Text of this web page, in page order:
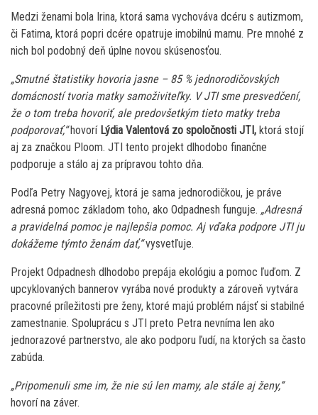
Medzi ženami bola Irina, ktorá sama vychováva dcéru s autizmom,
či Fatima, ktorá popri dcére opatruje imobilnú mamu. Pre mnohé z
nich bol podobný deň úplne novou skúsenosťou.
„Smutné štatistiky hovoria jasne – 85 % jednorodičovských
domácností tvoria matky samoživiteľky. V JTI sme presvedčení,
že o tom treba hovoriť, ale predovšetkým tieto matky treba
podporovať,“hovorí Lýdia Valentová zo spoločnosti JTI, ktorá stojí
aj za značkou Ploom. JTI tento projekt dlhodobo finančne
podporuje a stálo aj za prípravou tohto dňa.
Podľa Petry Nagyovej, ktorá je sama jednorodičkou, je práve
adresná pomoc základom toho, ako Odpadnesh funguje. „Adresná
a pravidelná pomoc je najlepšia pomoc. Aj vďaka podpore JTI ju
dokážeme týmto ženám dať,“vysvetľuje.
Projekt Odpadnesh dlhodobo prepája ekológiu a pomoc ľuďom. Z
upcyklovaných bannerov vyrába nové produkty a zároveň vytvára
pracovné príležitosti pre ženy, ktoré majú problém nájsť si stabilné
zamestnanie. Spoluprácu s JTI preto Petra nevníma len ako
jednorazové partnerstvo, ale ako podporu ľudí, na ktorých sa často
zabúda.
„Pripomenuli sme im, že nie sú len mamy, ale stále aj ženy,“
hovorí na záver.